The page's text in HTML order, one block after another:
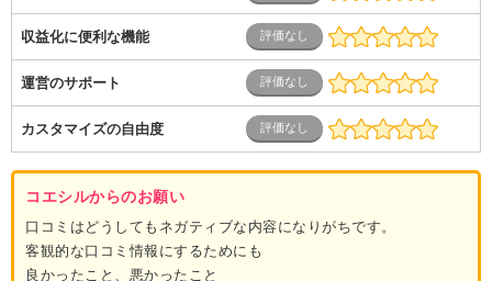
収益化に便利な機能
運営のサポート
カスタマイズの自由度
コエシルからのお願い
口コミはどうしてもネガティブな内容になりがちです。
客観的な口コミ情報にするためにも
良かったこと、悪かったこと